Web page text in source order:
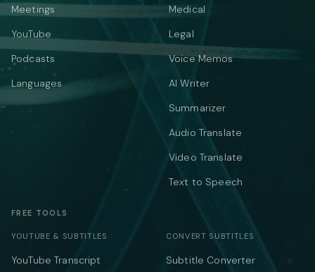
Meetings
YouTube
Podcasts
Languages
Medical
Legal
Voice Memos
AI Writer
Summarizer
Audio Translate
Video Translate
Text to Speech
FREE TOOLS
YOUTUBE & SUBTITLES
YouTube Transcript
CONVERT SUBTITLES
Subtitle Converter